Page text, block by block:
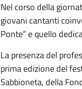
Nel corso della
giovani cantanti
Ponte” e quello
La presenza del
prima edizione del
Sabbioneta, della